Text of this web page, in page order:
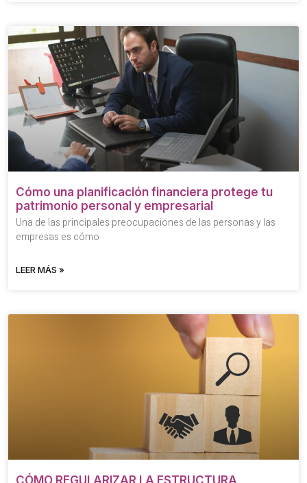
Cómo una planificación financiera protege tu
patrimonio personal y empresarial
Una de las principales preocupaciones de las personas y las
empresas es cómo
LEER MÁS »
CÓMO REGULARIZAR LA ESTRUCTURA